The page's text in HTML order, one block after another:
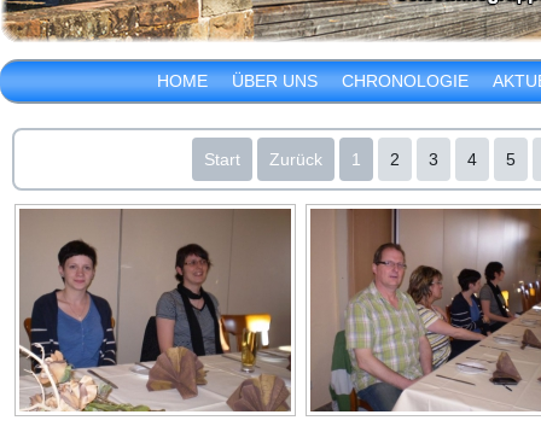
HOME ÜBER UNS CHRONOLOGIE
Start Zurück 1 2 3 4 5